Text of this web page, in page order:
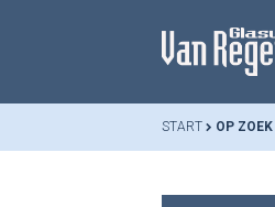
START OP